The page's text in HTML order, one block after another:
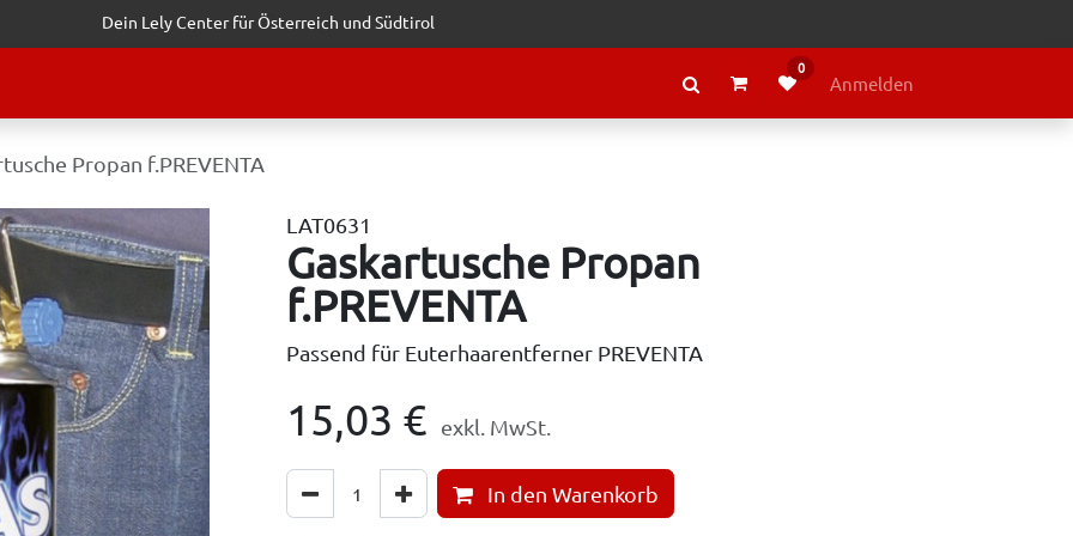
Dein Lely Center für Österreich und Südtirol
ÜBER LELY
0
Anmelden
Propan f.PREVENTA
LAT0631
Gaskartusche Propan
f.PREVENTA
Passend für Euterhaarentferner PREVENTA
15,03 € exkl. MwSt.
In den Warenkorb